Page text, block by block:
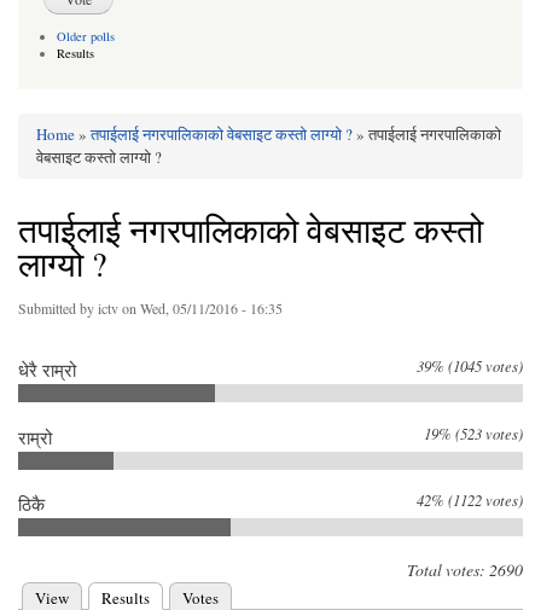
Older polls
Results
You are here
Home»तपाईलाई नगरपालिकाको वेबसाइट कस्तो लाग्यो ?» तपाईलाई नगरपालिकाको
वेबसाइट कस्तो लाग्यो ?
तपाईलाई नगरपालिकाको वेबसाइट कस्तो
लाग्यो ?
Submitted byictvon Wed, 05/11/2016 - 16:35
धेरै राम्रो 39% (1045 votes)
राम्रो 19% (523 votes)
ठिकै 42% (1122 votes)
Total votes: 2690
View Results (active tab)
Votes